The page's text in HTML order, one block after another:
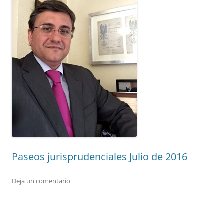
Paseos jurisprudenciales Julio de 2016
Deja un comentario